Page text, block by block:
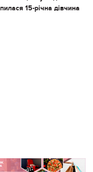
15-річна дівчина